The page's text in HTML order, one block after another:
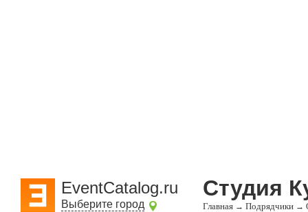
EventCatalog.ru
Выберите город
Студия
Главная → Подрядчики →